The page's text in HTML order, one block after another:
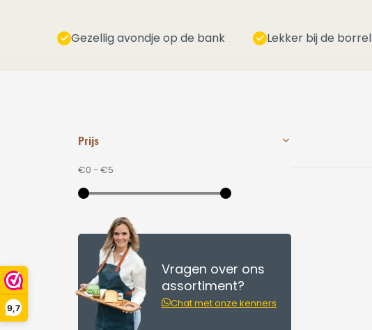
9,7
Gezellig avondje op de bank Lekker bij de borrel
Prijs
€0 - €5
Vragen over ons
assortiment?
Chat met onze kenners